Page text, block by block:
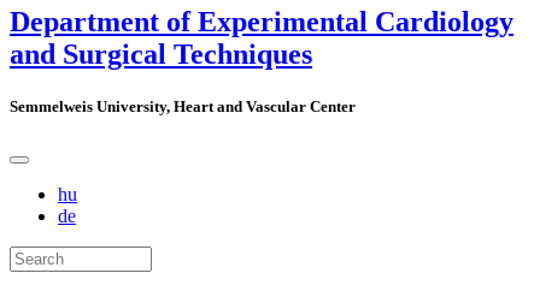
Department of Experimental Cardiology
and Surgical Techniques
Semmelweis University, Heart and Vascular Center
hu
de